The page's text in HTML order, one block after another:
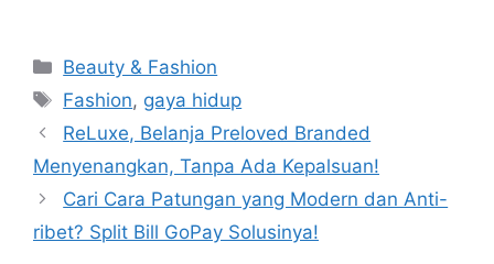
Categories
Beauty & Fashion
Tags
Fashion, gaya hidup
ReLuxe, Belanja Preloved Branded
Menyenangkan, Tanpa Ada Kepalsuan!
Cari Cara Patungan yang Modern dan Anti-
ribet? Split Bill GoPay Solusinya!